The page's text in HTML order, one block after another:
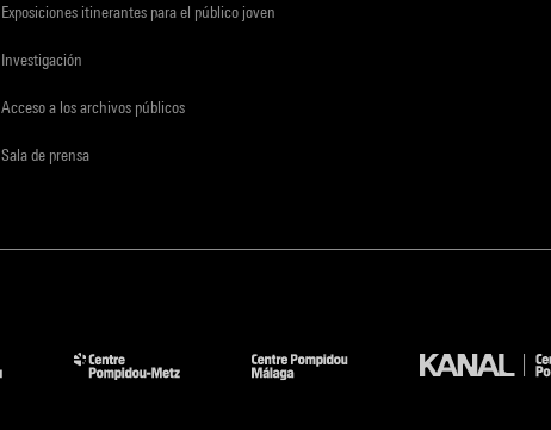
Exposiciones itinerantes para el público joven
Investigación
Acceso a los archivos públicos
Sala de prensa